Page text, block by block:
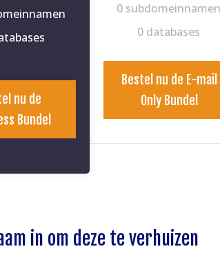
nu de
Bundel
0 subdomeinnamen
0 databases
Bestel nu de E-mail
Only Bundel
in om deze te verhuizen